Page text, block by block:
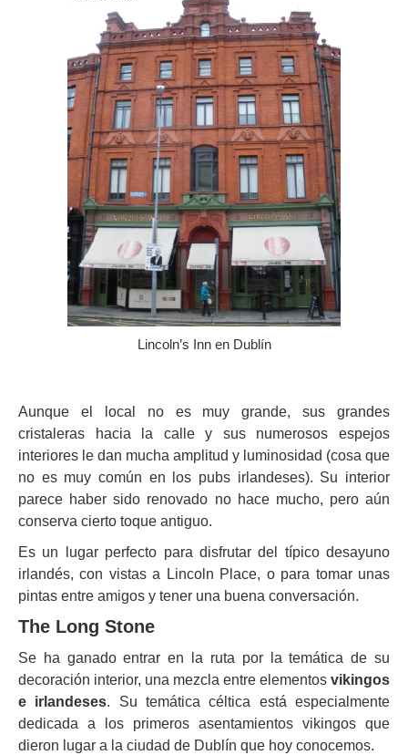
Lincoln’s Inn en Dublín
Aunque el local no es muy grande, sus grandes
cristaleras hacia la calle y sus numerosos espejos
interiores le dan mucha amplitud y luminosidad (cosa que
no es muy común en los pubs irlandeses). Su interior
parece haber sido renovado no hace mucho, pero aún
conserva cierto toque antiguo.
Es un lugar perfecto para disfrutar del típico desayuno
irlandés, con vistas a Lincoln Place, o para tomar unas
pintas entre amigos y tener una buena conversación.
The Long Stone
Se ha ganado entrar en la ruta por la temática de su
decoración interior, una mezcla entre elementos vikingos
e irlandeses. Su temática céltica está especialmente
dedicada a los primeros asentamientos vikingos que
dieron lugar a la ciudad de Dublín que hoy conocemos.